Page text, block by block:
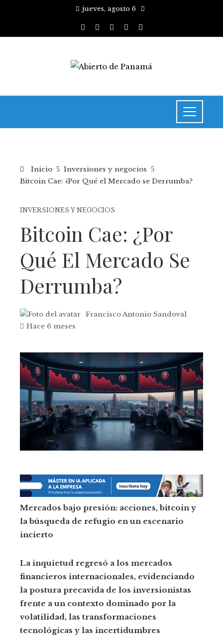
jueves, agosto 6
Inicio
Inversiones y negocios
Bitcoin Cae: ¿Por Qué el Mercado se Derrumba?
INVERSIONES Y NEGOCIOS
Bitcoin Cae: ¿Por
Qué El Mercado Se
Derrumba?
Francisco Antonio Sandoval
Hace 6 meses
Mercados bajo presión: acciones, bitcoin y
la búsqueda de refugio en un escenario
incierto
La inquietud regresó a los mercados
financieros internacionales, evidenciando
la postura precavida de los inversionistas
frente a un contexto dominado por la
volatilidad, las transformaciones
tecnológicas y las incertidumbres